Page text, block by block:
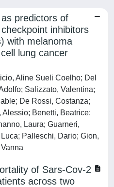
predictors of
inhibitors
with melanoma
lung cancer
Aline Sueli Coelho; Del
Salizzato, Valentina;
De Rossi, Costanza;
Benetti, Beatrice;
Laura; Guarneri,
Palleschi, Dario; Gion,
of Sars-Cov-2
across two